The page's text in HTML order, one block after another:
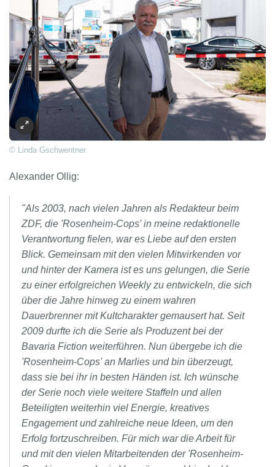
© Linda Gschwentner
Alexander Ollig:
"Als 2003, nach vielen Jahren als Redakteur beim
ZDF, die 'Rosenheim-Cops' in meine redaktionelle
Verantwortung fielen, war es Liebe auf den ersten
Blick. Gemeinsam mit den vielen Mitwirkenden vor
und hinter der Kamera ist es uns gelungen, die Serie
zu einer erfolgreichen Weekly zu entwickeln, die sich
über die Jahre hinweg zu einem wahren
Dauerbrenner mit Kultcharakter gemausert hat. Seit
2009 durfte ich die Serie als Produzent bei der
Bavaria Fiction weiterführen. Nun übergebe ich die
'Rosenheim-Cops' an Marlies und bin überzeugt,
dass sie bei ihr in besten Händen ist. Ich wünsche
der Serie noch viele weitere Staffeln und allen
Beteiligten weiterhin viel Energie, kreatives
Engagement und zahlreiche neue Ideen, um den
Erfolg fortzuschreiben. Für mich war die Arbeit für
und mit den vielen Mitarbeitenden der 'Rosenheim-